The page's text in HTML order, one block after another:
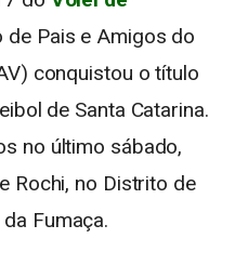
Pais e Amigos do
conquistou o título
de Santa Catarina.
no último sábado,
Rochi, no Distrito de
Fumaça.